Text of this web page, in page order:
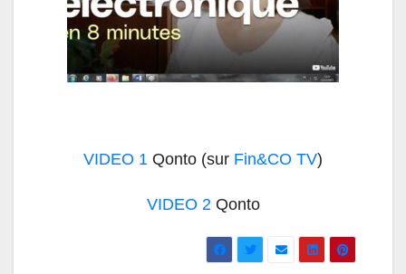
VIDEO 1 Qonto (sur Fin&CO TV)
VIDEO 2Qonto